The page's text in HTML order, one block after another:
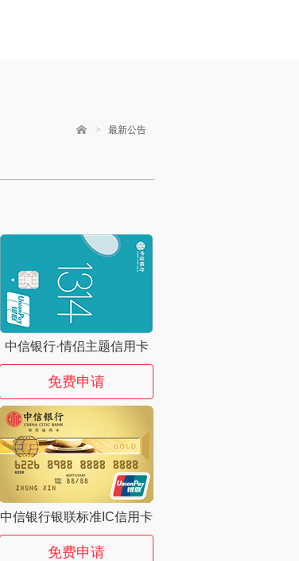
> 最新公告
中信银行·情侣主题信用卡
免费申请
中信银行银联标准IC信用卡
免费申请